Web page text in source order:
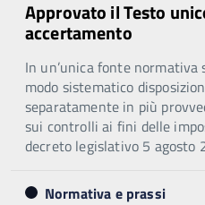
Approvato il Testo
accertamento
In un’unica fonte
modo sistematico
separatamente in più
sui controlli ai fini delle
decreto legislativo 5 agosto
Normativa e prassi